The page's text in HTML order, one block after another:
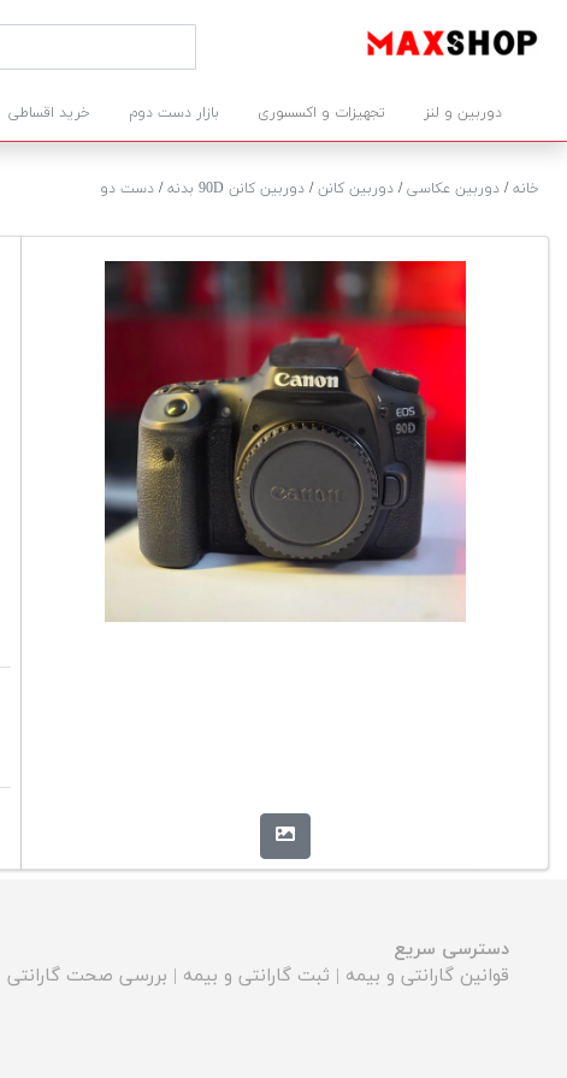
دوربین و لنز تجهیزات و اکسسوری بازار دست دوم خرید اقساطی
خانه/ دوربین عکاسی/ دوربین کانن/ دوربین کانن 90D بدنه / دست دو
دسترسی سریع
قوانین گارانتی و بیمه | ثبت گارانتی و بیمه | بررسی صحت گارانتی